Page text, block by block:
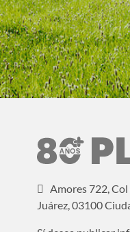
Amores 722,
Juárez, 03100